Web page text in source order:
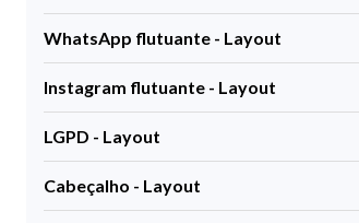
WhatsApp flutuante - Layout
Instagram flutuante - Layout
LGPD - Layout
Cabeçalho - Layout